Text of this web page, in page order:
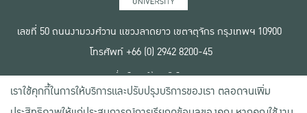
เลขที่ 50 ถนนงามวงศ์วาน แขวงลาดยาว เขตจตุจักร กรุงเทพฯ 10900
โทรศัพท์ +66 (0) 2942 8200-45
เงื่อนไขการใช้งานเว็บไซต์
ข้อตกลงด้านสิทธิ์ใช้งาน
นโยบายความเป็นส่วนตัว
เราใช้คุกกี้ในการให้บริการและปรับปรุงบริการของเรา ตลอดจนเพิ่ม